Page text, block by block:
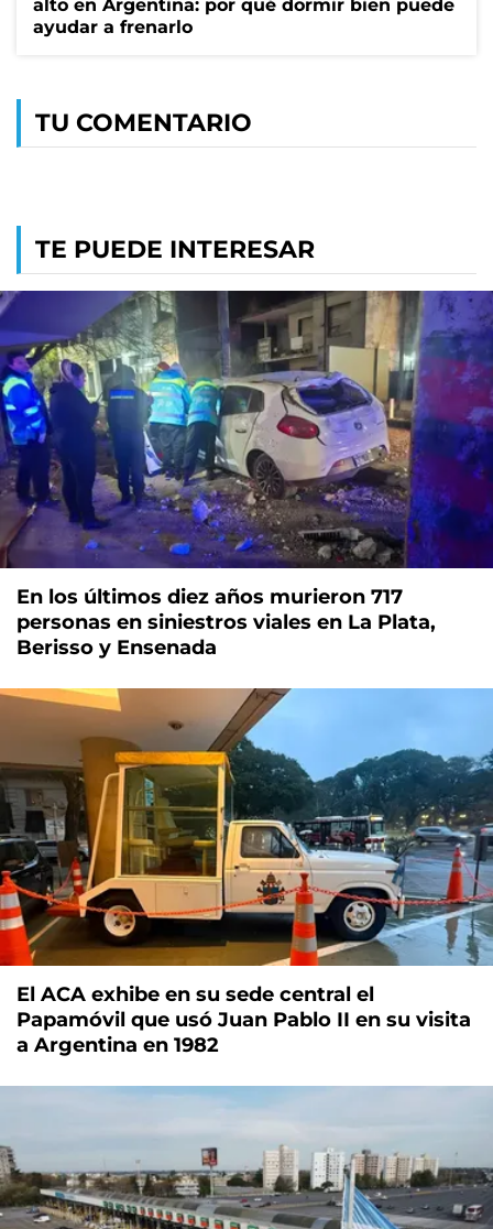
alto en Argentina: por qué dormir bien puede
ayudar a frenarlo
TU COMENTARIO
TE PUEDE INTERESAR
En los últimos diez años murieron 717
personas en siniestros viales en La Plata,
Berisso y Ensenada
El ACA exhibe en su sede central el
Papamóvil que usó Juan Pablo II en su visita
a Argentina en 1982